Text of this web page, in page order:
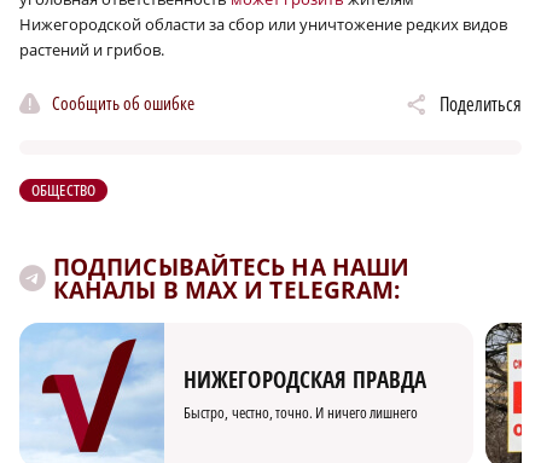
Нижегородской области за сбор или уничтожение редких видов
растений и грибов.
Сообщить об ошибке Поделиться
ОБЩЕСТВО
ПОДПИСЫВАЙТЕСЬ НА НАШИ
КАНАЛЫ В MAX И TELEGRAM:
НИЖЕГОРОДСКАЯ ПРАВДА
Быстро, честно, точно. И ничего лишнего